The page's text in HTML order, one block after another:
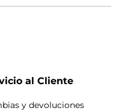
al Cliente
y devoluciones